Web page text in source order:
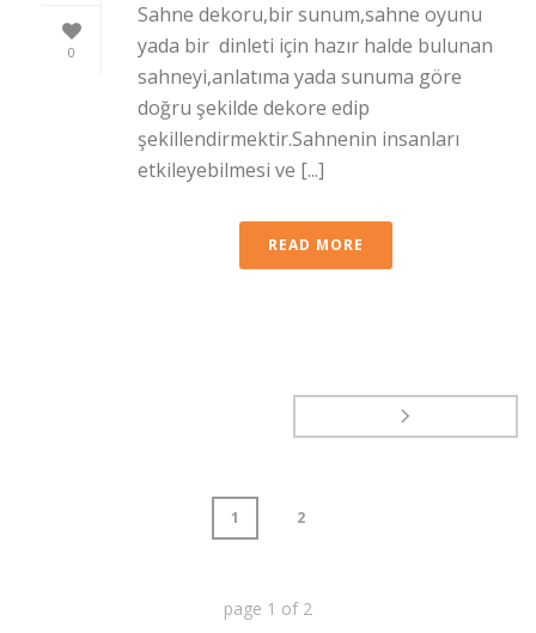
0
Sahne dekoru,bir sunum,sahne oyunu
yada bir dinleti için hazır halde bulunan
sahneyi,anlatıma yada sunuma göre
doğru şekilde dekore edip
şekillendirmektir.Sahnenin insanları
etkileyebilmesi ve [...]
READ MORE
1 2
page 1 of 2